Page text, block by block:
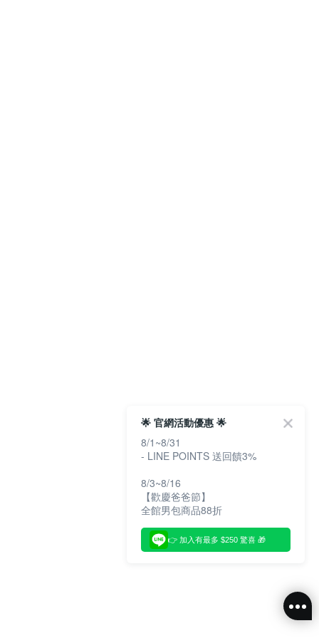
🌟 官網活動優惠 🌟
8/1~8/31
- LINE POINTS 送回饋3%
8/3~8/16
【歡慶爸爸節】
全館男包商品88折
👉 加入有最多 $250 驚喜 🎁